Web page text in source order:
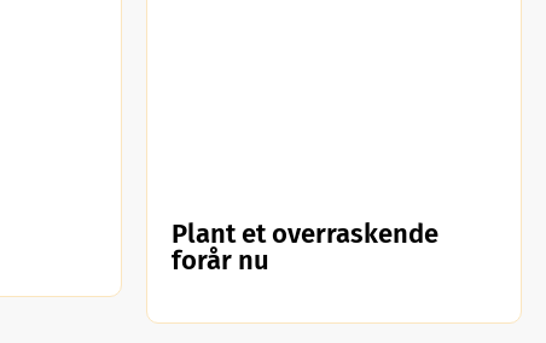
Plant et overraskende
forår nu